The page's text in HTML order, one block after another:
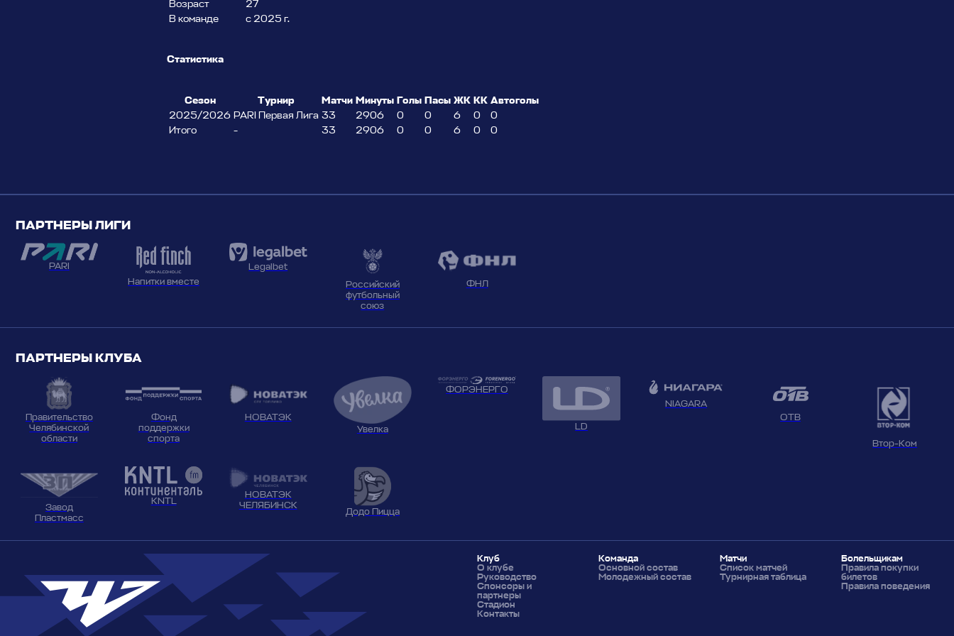
Возраст
27
В команде
с 2025 г.
Статистика
Сезон Турнир Матчи Минуты Голы Пасы ЖК КК Автоголы
2025/2026 PARI Первая Лига 33 2906 0 0 6 0
0
Итого
- 33 2906 0 0 6 0 0
ПАРТНЕРЫ ЛИГИ
PARI
Напитки вместе
Legalbet
Российский
футбольный
союз
ФНЛ
ПАРТНЕРЫ КЛУБА
Правительство
Челябинской
области
Фонд
поддержки
спорта
НОВАТЭК
Увелка
ФОРЭНЕРГО
LD
NIAGARA
ОТВ
Втор-Ком
Завод
Пластмасс
KNTL
НОВАТЭК
ЧЕЛЯБИНСК
Додо Пицца
Клуб
О клубе
Руководство
Спонсоры и
партнеры
Стадион
Контакты
Команда
Основной состав
Молодежный состав
Матчи
Список матчей
Турнирная таблица
Болельщикам
Правила покупки
билетов
Правила поведения